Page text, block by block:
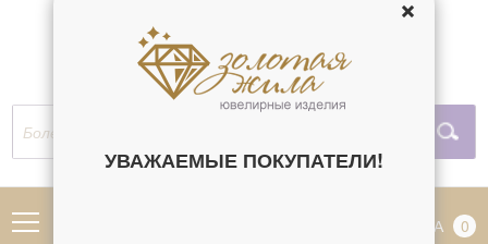
КОРЗИНА 0
УВАЖАЕМЫЕ ПОКУПАТЕЛИ!